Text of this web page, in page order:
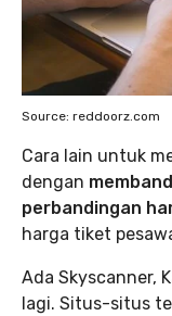
Source: reddoorz.com
Cara lain untuk
dengan
perbandingan
harga tiket
Ada Skyscanner,
lagi. Situs-situs